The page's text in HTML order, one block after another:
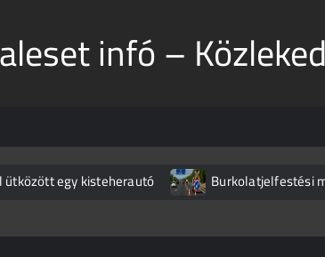
infó –
egy kisteherautó
Burkolatjelfestési
S3-ason Megdöbbentő jelenetek Zuglóban